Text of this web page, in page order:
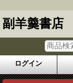
副羊羹書店
ログイン